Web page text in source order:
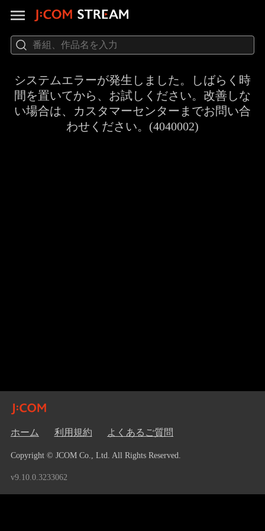
システムエラーが発生しました。しばらく時
間を置いてから、お試しください。改善しな
い場合は、カスタマーセンターまでお問い合
わせください。(4040002)
ホーム 利用規約 よくあるご質問
Copyright © JCOM Co., Ltd. All Rights Reserved.
v9.10.0.3233062